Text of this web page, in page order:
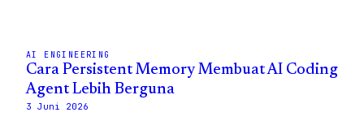
AI ENGINEERING
Cara Persistent Memory Membuat AI Coding
Agent Lebih Berguna
3 Juni 2026